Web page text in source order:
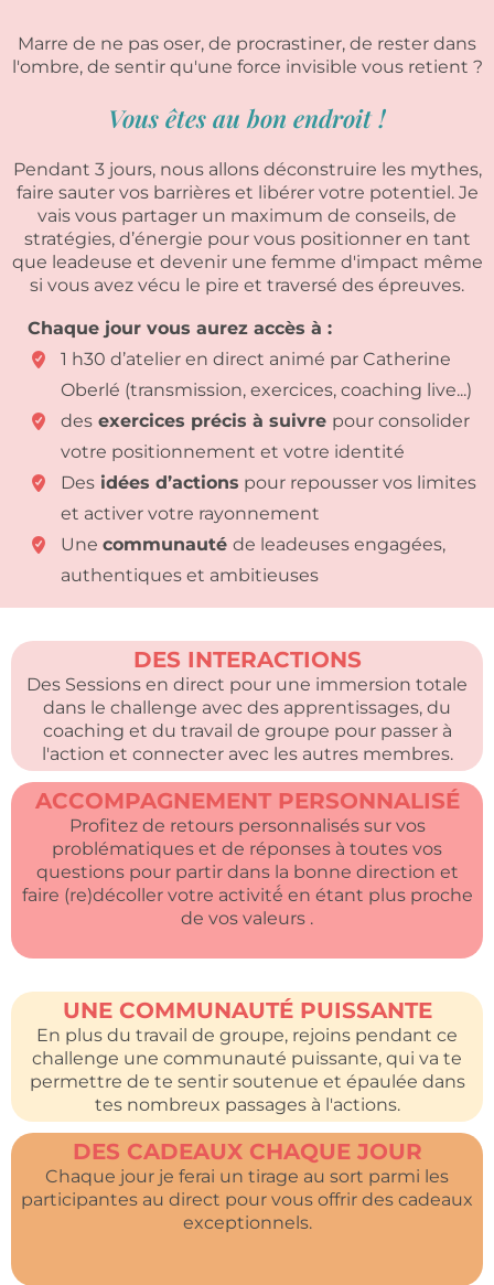
Marre de ne pas oser, de procrastiner, de rester dans
l'ombre, de sentir qu'une force invisible vous retient ?
Vous êtes au bon endroit !
Pendant 3 jours, nous allons déconstruire les mythes,
faire sauter vos barrières et libérer votre potentiel. Je
vais vous partager un maximum de conseils, de
stratégies, d’énergie pour vous positionner en tant
que leadeuse et devenir une femme d'impact même
si vous avez vécu le pire et traversé des épreuves.
Chaque jour vous aurez accès à :
1 h30 d’atelier en direct animé par Catherine
Oberlé (transmission, exercices, coaching live...)
des exercices précis à suivre pour consolider
votre positionnement et votre identité
Des idées d’actions pour repousser vos limites
et activer votre rayonnement
Une communauté de leadeuses engagées,
authentiques et ambitieuses
DES INTERACTIONS
Des Sessions en direct pour une immersion totale
dans le challenge avec des apprentissages, du
coaching et du travail de groupe pour passer à
l'action et connecter avec les autres membres.
ACCOMPAGNEMENT PERSONNALISÉ
Profitez de retours personnalisés sur vos
problématiques et de réponses à toutes vos
questions pour partir dans la bonne direction et
faire (re)décoller votre activité́ en étant plus proche
de vos valeurs .
UNE COMMUNAUTÉ PUISSANTE
En plus du travail de groupe, rejoins pendant ce
challenge une communauté puissante, qui va te
permettre de te sentir soutenue et épaulée dans
tes nombreux passages à l'actions.
DES CADEAUX CHAQUE JOUR
Chaque jour je ferai un tirage au sort parmi les
participantes au direct pour vous offrir des cadeaux
exceptionnels.